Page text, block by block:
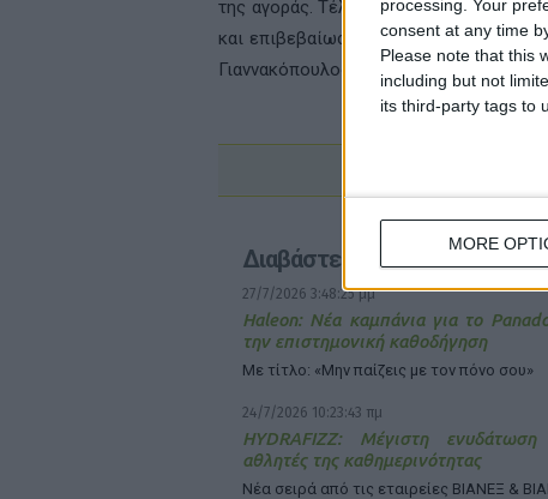
processing. Your
consent at any time
Please note that this
including but not
its third-party tags to
MORE
της αγοράς. Τέλος, ανακοίνωσε την
και επιβεβαίωσε τη συνεχιζόμενη
Γιαννακόπουλος.
Διαβάστε επίσης
27/7/2026 3:48:25 μμ
Haleon: Νέα καμπάνια για το
την επιστημονική καθοδήγηση
Με τίτλο: «Μην παίζεις με τον πόνο σου»
24/7/2026 10:23:43 πμ
HYDRAFIZZ: Μέγιστη
αθλητές της καθημερινότητας
Νέα σειρά από τις εταιρείες ΒΙΑΝΕΞ &